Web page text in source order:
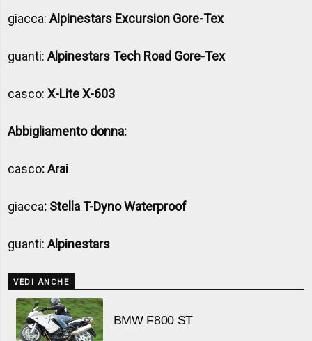
giacca:Alpinestars Excursion Gore-Tex
guanti:Alpinestars Tech Road Gore-Tex
casco:X-Lite X-603
Abbigliamento donna:
casco: Arai
giacca: Stella T-Dyno Waterproof
guanti:Alpinestars
VEDI ANCHE
BMW F800 ST